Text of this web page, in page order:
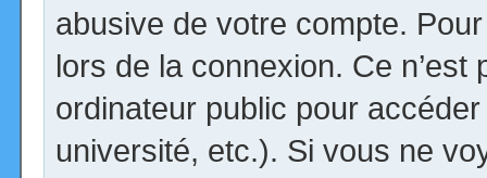
abusive de votre compte.
lors de la connexion. Ce
ordinateur public pour
université, etc.). Si vous ne